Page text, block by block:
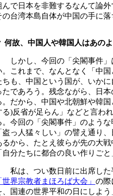
んで日本を非難するなんて論
の台湾本島自体が中国の手に
何故、中国人や韓国人はあの
かし、今回の「尖閣事件」
。これまで、なんとなく「中
ちも、中国という国が、いか
たであろう。残念ながら、日
。だから、中国や北朝鮮や韓
る)反省が足らん」などと言わ
。今回の「尖閣事件」のよう
盗っ人猛々しい」の譬え通り
るから、たとえ彼らが先の大
自分たちに都合の良い作りご
は、つい数日前に出席した
世界宗教者まほろば大会」 の際
、国連の世界平和の日にしよ